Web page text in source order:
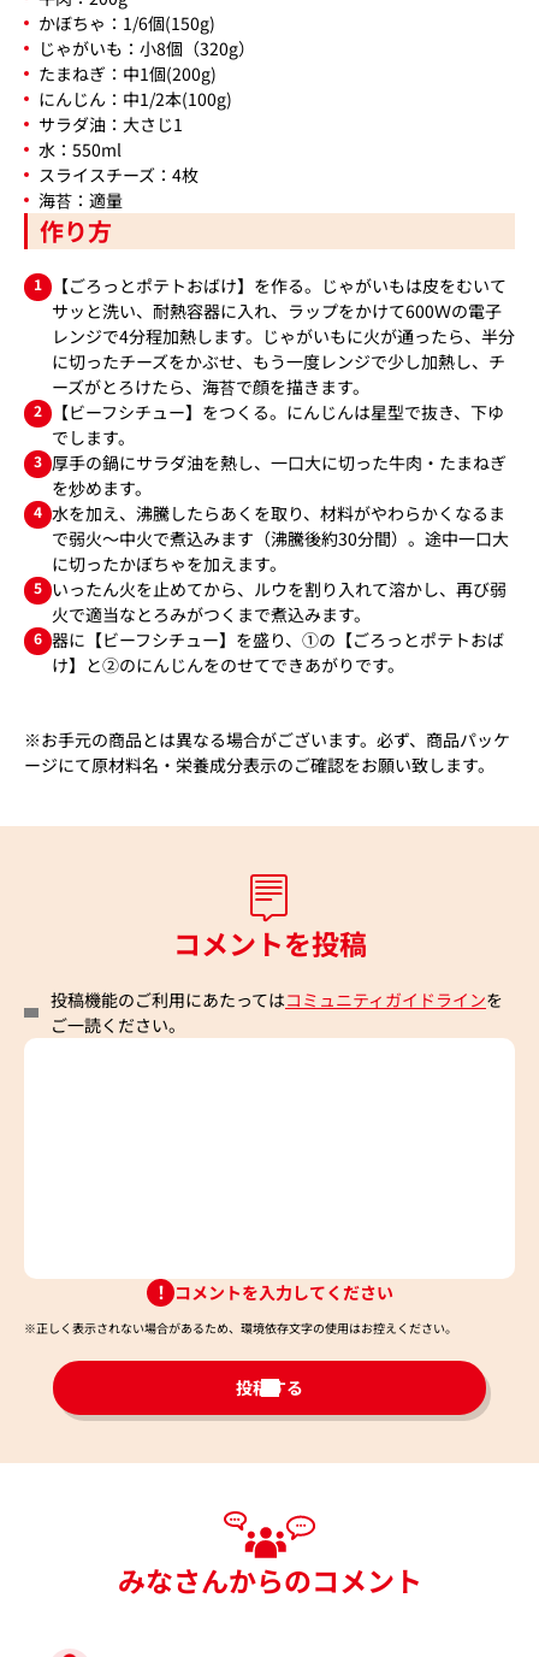
かぼちゃ：1/6個(150g)
じゃがいも：小8個（320g）
たまねぎ：中1個(200g)
にんじん：中1/2本(100g)
サラダ油：大さじ1
水：550ml
スライスチーズ：4枚
海苔：適量
作り方
1
【ごろっとポテトおばけ】を作る。じゃがいもは皮をむいて
サッと洗い、耐熱容器に入れ、ラップをかけて600Ｗの電子
レンジで4分程加熱します。じゃがいもに火が通ったら、半分
に切ったチーズをかぶせ、もう一度レンジで少し加熱し、チ
ーズがとろけたら、海苔で顔を描きます。
2
【ビーフシチュー】をつくる。にんじんは星型で抜き、下ゆ
でします。
3 厚手の鍋にサラダ油を熱し、一口大に切った牛肉・たまねぎ
を炒めます。
4 水を加え、沸騰したらあくを取り、材料がやわらかくなるま
で弱火～中火で煮込みます（沸騰後約30分間）。途中一口大
に切ったかぼちゃを加えます。
5 いったん火を止めてから、ルウを割り入れて溶かし、再び弱
火で適当なとろみがつくまで煮込みます。
6 器に【ビーフシチュー】を盛り、①の【ごろっとポテトおば
け】と②のにんじんをのせてできあがりです。
※お手元の商品とは異なる場合がございます。必ず、商品パッケ
ージにて原材料名・栄養成分表示のご確認をお願い致します。
コメントを投稿
投稿機能のご利用にあたってはコミュニティガイドラインを
ご一読ください。
コメントを入力してください
※正しく表示されない場合があるため、環境依存文字の使用はお控えください。​
投稿する
みなさんからのコメント